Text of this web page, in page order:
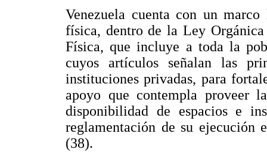
Venezuela cuenta con un
física, dentro de la Ley
Física, que incluye a toda la
cuyos artículos señalan las
instituciones privadas, para
apoyo que contempla proveer
disponibilidad de espacios e
reglamentación de su ejecución
(38).